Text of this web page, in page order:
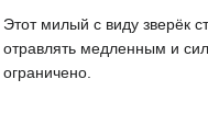
Этот милый с виду зверёк
отравлять медленным и
ограничено.